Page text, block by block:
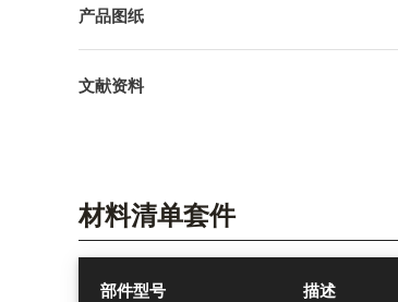
产品图纸
文献资料
材料清单套件
部件型号 描述